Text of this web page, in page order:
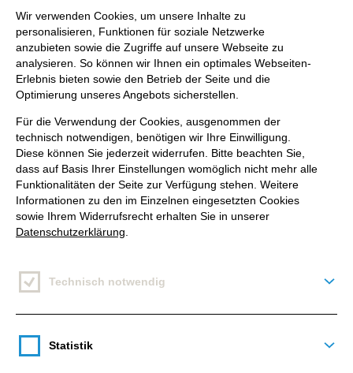
On the official app store page, it says that
"In Threads, communities come together to discuss
everything from the topics that interest you today to
can follow and connect directly with your favourite
creators and others who love the same things - or
build a loyal following to share your ideas, opinions
and creativity with the world."
Wir verwenden Cookies, um unsere Inhalte zu
personalisieren, Funktionen für soziale Netzwerke
anzubieten sowie die Zugriffe auf unsere Webseite zu
analysieren. So können wir Ihnen ein optimales Webseiten-
Erlebnis bieten sowie den Betrieb der Seite und die
Optimierung unseres Angebots sicherstellen.
Für die Verwendung der Cookies, ausgenommen der
technisch notwendigen, benötigen wir Ihre Einwilligung.
Diese können Sie jederzeit widerrufen. Bitte beachten Sie,
dass auf Basis Ihrer Einstellungen womöglich nicht mehr alle
Funktionalitäten der Seite zur Verfügung stehen. Weitere
Informationen zu den im Einzelnen eingesetzten Cookies
sowie Ihrem Widerrufsrecht erhalten Sie in unserer
Datenschutzerklärung
Technisch notwendig
Statistik